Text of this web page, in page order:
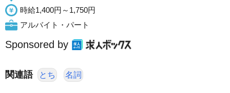
時給1,400円～1,750円
アルバイト・パート
Sponsored by
関連語 とち 名詞